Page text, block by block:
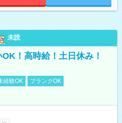
未読
！高時給！土日休み！
経験OK
ブランクOK